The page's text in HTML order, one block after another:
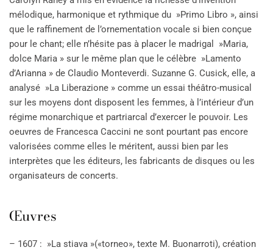
mélodique, harmonique et rythmique du »Primo Libro », ainsi
que le raffinement de l’ornementation vocale si bien conçue
pour le chant; elle n’hésite pas à placer le madrigal »Maria,
dolce Maria » sur le même plan que le célèbre »Lamento
d’Arianna » de Claudio Monteverdi. Suzanne G. Cusick, elle, a
analysé »La Liberazione » comme un essai théâtro-musical
sur les moyens dont disposent les femmes, à l’intérieur d’un
régime monarchique et partriarcal d’exercer le pouvoir. Les
oeuvres de Francesca Caccini ne sont pourtant pas encore
valorisées comme elles le méritent, aussi bien par les
interprètes que les éditeurs, les fabricants de disques ou les
organisateurs de concerts.
Œuvres
– 1607 : »La stiava »(«torneo», texte M. Buonarroti), création